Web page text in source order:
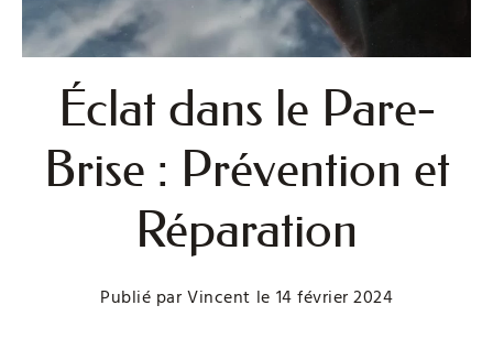
Éclat dans le Pare-
Brise : Prévention et
Réparation
Publié par Vincent le 14 février 2024